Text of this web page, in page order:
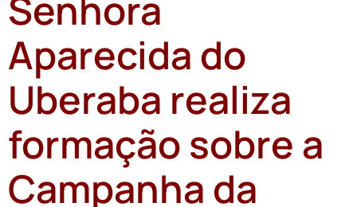
Aparecida do
Uberaba realiza
formação sobre a
Campanha da